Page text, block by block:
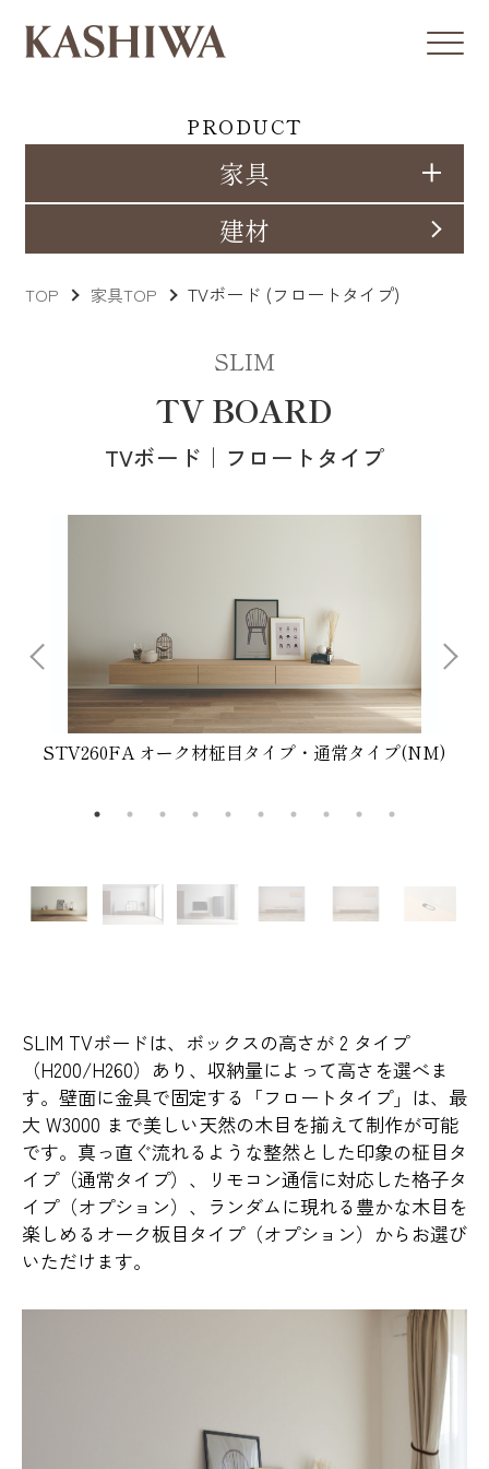
PRODUCT
家具
建材
TOP 家具TOP TVボード (フロートタイプ)
SLIM
TV BOARD
TVボード｜フロートタイプ
STV260FA オーク材柾目タイプ・通常タイプ(NM)
SLIM TVボードは、ボックスの高さが 2 タイプ
（H200/H260）あり、収納量によって高さを選べま
す。壁面に金具で固定する「フロートタイプ」は、最
大 W3000 まで美しい天然の木目を揃えて制作が可能
です。真っ直ぐ流れるような整然とした印象の柾目タ
イプ（通常タイプ）、リモコン通信に対応した格子タ
イプ（オプション）、ランダムに現れる豊かな木目を
楽しめるオーク板目タイプ（オプション）からお選び
いただけます。